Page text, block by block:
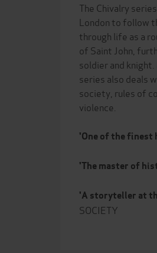
The Chivalry
London to follow
through life as a
of Saint John,
soldier and
series also deals
society, rules of
violence.
'One of the
'The master of
'A storyteller at
SOCIETY